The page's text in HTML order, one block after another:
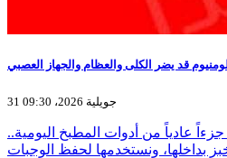
31 جويلية 2026، 09:30
جزءاً عادياً من أدوات المطبخ اليومية..
بداخلها، ونستخدمها لحفظ الوجبات